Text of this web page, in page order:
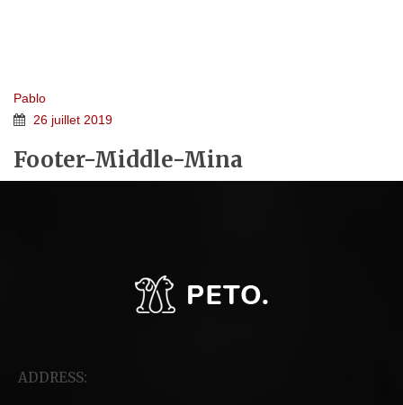
Pablo
26 juillet 2019
Footer-Middle-Mina
ADDRESS: